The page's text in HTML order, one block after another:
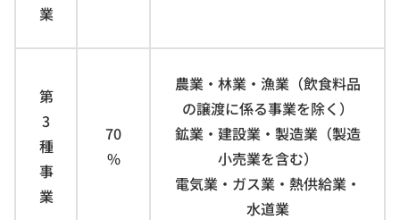
業
第
3
種
事
業
70
%
農業・林業・漁業（飲食料品
の譲渡に係る事業を除く）
鉱業・建設業・製造業（製造
小売業を含む）
電気業・ガス業・熱供給業・
水道業